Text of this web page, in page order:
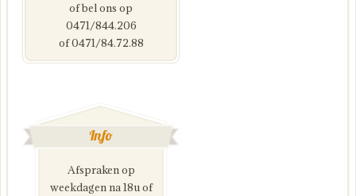
of bel ons op
0471/844.206
of 0471/84.72.88
Info
Afspraken op
weekdagen na 18u of